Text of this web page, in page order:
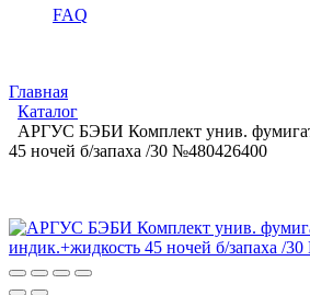
FAQ
Главная
Каталог
АРГУС БЭБИ Комплект унив.
45 ночей б/запаха /30 №480426400